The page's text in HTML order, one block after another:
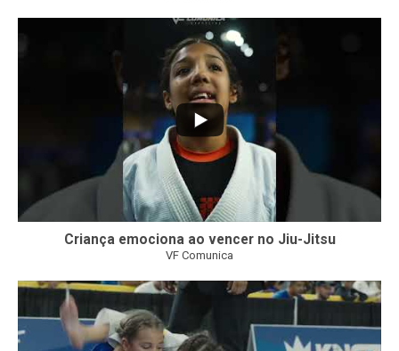
Criança emociona ao vencer no Jiu-Jitsu
VF Comunica
...